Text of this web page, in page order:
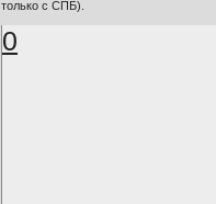
только с СПБ).
0